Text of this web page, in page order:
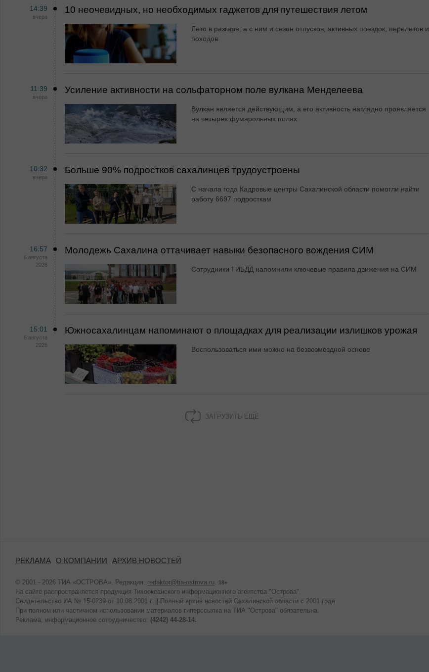
14:39
вчера
10 неочевидных, но необходимых гаджетов для путешествия летом
Лето в разгаре, а с ним и сезон отпусков, активных поездок, перелетов и
походов
11:39
вчера
Усиление активности на сольфаторном поле вулкана Менделеева
Вулкан является действующим, а его активность наглядно проявляется
на четырех фумарольных полях
10:32
вчера
Больше 90% подростков сахалинцев трудоустроены
С начала года Кадровые центры Сахалинской области помогли найти
работу 6697 подросткам
16:57
6 августа
2026
Молодежь Сахалина оттачивает навыки безопасного вождения СИМ
Сотрудники ГИБДД напомнили ключевые правила движения на СИМ
15:01
6 августа
2026
Южносахалинцам напоминают о площадках для реализации излишков урожая
Воспользоваться ими можно на безвозмездной основе
ЗАГРУЗИТЬ ЕЩЕ
РЕКЛАМА О КОМПАНИИ АРХИВ НОВОСТЕЙ
© 2001 - 2026 ТИА «ОСТРОВА». Редакция: redaktor@tia-ostrova.ru 18+
На сайте распространяется продукция Тихоокеанского информационного агентства "Острова".
Свидетельство ИА № 15-0239 от 10.08.2001 г. ||
Полный архив новостей Сахалинской области с 2001 года
При полном или частичном использовании материалов гиперссылка на ТИА "Острова" обязательна.
Реклама, информационное сотрудничество: (4242) 44-28-14.